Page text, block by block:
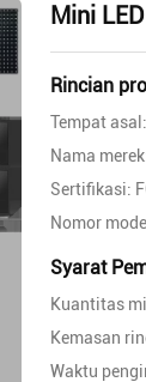
Mini
Rincian
Tempat
Nama
Sertifikasi:
Nomor
Syarat
Kuantitas
Kemasan
Waktu